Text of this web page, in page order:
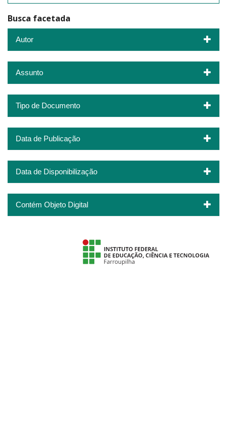
Busca facetada
Autor
Assunto
Tipo de Documento
Data de Publicação
Data de Disponibilização
Contém Objeto Digital